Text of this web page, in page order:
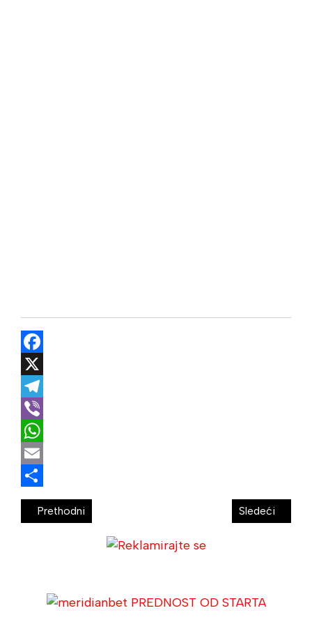
Facebook
X
Telegram
Viber
WhatsApp
Email
Share
Prethodni Sledeći